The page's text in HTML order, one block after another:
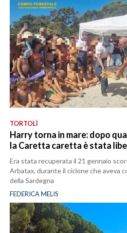
TORTOLÌ
Harry torna in mare: dopo
la Caretta caretta è stata
Era stata recuperata il 21 gennaio
Arbatax, durante il ciclone che aveva
della Sardegna
FEDERICA MELIS